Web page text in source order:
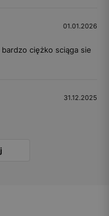
01.01.2026
ciężko sciąga sie
31.12.2025